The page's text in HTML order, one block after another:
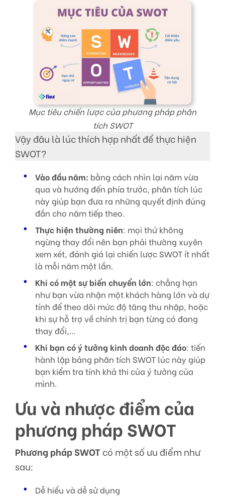
Mục tiêu chiến lược của phương pháp phân
tích SWOT
Vậy đâu là lúc thích hợp nhất để thực hiện
SWOT?
Vào đầu năm: bằng cách nhìn lại năm vừa
qua và hướng đến phía trước, phân tích lúc
này giúp bạn đưa ra những quyết định đúng
đắn cho năm tiếp theo.
Thực hiện thường niên: mọi thứ không
ngừng thay đổi nên bạn phải thường xuyên
xem xét, đánh giá lại chiến lược SWOT ít nhất
là mỗi năm một lần.
Khi có một sự biến chuyển lớn: chẳng hạn
như bạn vừa nhận một khách hàng lớn và dự
tính để theo dõi mức độ tăng thu nhập, hoặc
khi sự hỗ trợ về chính trị bạn từng có đang
thay đổi,…
Khi bạn có ý tưởng kinh doanh độc đáo: tiến
hành lập bảng phân tích SWOT lúc này giúp
bạn kiểm tra tính khả thi của ý tưởng của
mình.
Ưu và nhược điểm của
phương pháp SWOT
Phương pháp SWOT có một số ưu điểm như
sau:
Dễ hiểu và dễ sử dụng